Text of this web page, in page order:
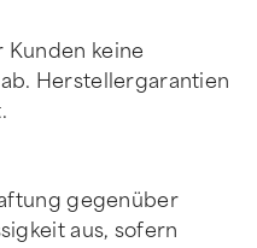
Kunden keine
Herstellergarantien
gegenüber
aus, sofern